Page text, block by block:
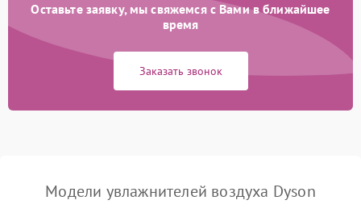
защиты от перегрева
Подробнее →
Повреждение системы
перенапряжения
Оставьте заявку, мы свяжемся с Вами в ближайшее
время
Заказать звонок
Модели увлажнителей воздуха Dyson